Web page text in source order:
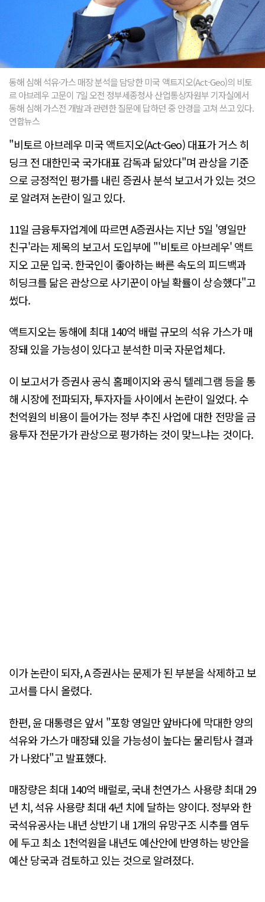
동해 심해 석유·가스 매장 분석을 담당한 미국 액트지오(Act-Geo)의 비토
르 아브레우 고문이 7일 오전 정부세종청사 산업통상자원부 기자실에서
동해 심해 가스전 개발과 관련한 질문에 답하던 중 안경을 고쳐 쓰고 있다.
연합뉴스
"비토르 아브레우 미국 액트지오(Act-Geo) 대표가 거스 히
딩크 전 대한민국 국가대표 감독과 닮았다"며 관상을 기준
으로 긍정적인 평가를 내린 증권사 분석 보고서가 있는 것으
로 알려져 논란이 일고 있다.
11일 금융투자업계에 따르면 A증권사는 지난 5일 '영일만
친구'라는 제목의 보고서 도입부에 "'비토르 아브레우' 액트
지오 고문 입국. 한국인이 좋아하는 빠른 속도의 피드백과
히딩크를 닮은 관상으로 사기꾼이 아닐 확률이 상승했다"고
썼다.
액트지오는 동해에 최대 140억 배럴 규모의 석유 가스가 매
장돼 있을 가능성이 있다고 분석한 미국 자문업체다.
이 보고서가 증권사 공식 홈페이지와 공식 텔레그램 등을 통
해 시장에 전파되자, 투자자들 사이에서 논란이 일었다. 수
천억원의 비용이 들어가는 정부 추진 사업에 대한 전망을 금
융투자 전문가가 관상으로 평가하는 것이 맞느냐는 것이다.
이가 논란이 되자, A 증권사는 문제가 된 부분을 삭제하고 보
고서를 다시 올렸다.
한편, 윤 대통령은 앞서 "포항 영일만 앞바다에 막대한 양의
석유와 가스가 매장돼 있을 가능성이 높다는 물리탐사 결과
가 나왔다"고 발표했다.
매장량은 최대 140억 배럴로, 국내 천연가스 사용량 최대 29
년 치, 석유 사용량 최대 4년 치에 달하는 양이다. 정부와 한
국석유공사는 내년 상반기 내 1개의 유망구조 시추를 염두
에 두고 최소 1천억원을 내년도 예산안에 반영하는 방안을
예산 당국과 검토하고 있는 것으로 알려졌다.